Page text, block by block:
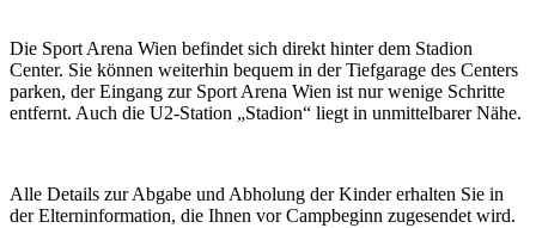
Die Sport Arena Wien befindet sich direkt hinter dem Stadion
Center. Sie können weiterhin bequem in der Tiefgarage des Centers
parken, der Eingang zur Sport Arena Wien ist nur wenige Schritte
entfernt. Auch die U2-Station „Stadion“ liegt in unmittelbarer Nähe.
Alle Details zur Abgabe und Abholung der Kinder erhalten Sie in
der Elterninformation, die Ihnen vor Campbeginn zugesendet wird.